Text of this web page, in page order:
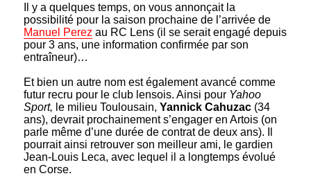
Il y a quelques temps, on vous annonçait la
possibilité pour la saison prochaine de l’arrivée de
Manuel Perez au RC Lens (il se serait engagé depuis
pour 3 ans, une information confirmée par son
entraîneur)…
Et bien un autre nom est également avancé comme
futur recru pour le club lensois. Ainsi pour Yahoo
Sport, le milieu Toulousain,Yannick Cahuzac (34
ans), devrait prochainement s’engager en Artois (on
parle même d’une durée de contrat de deux ans). Il
pourrait ainsi retrouver son meilleur ami, le gardien
Jean-Louis Leca, avec lequel il a longtemps évolué
en Corse.